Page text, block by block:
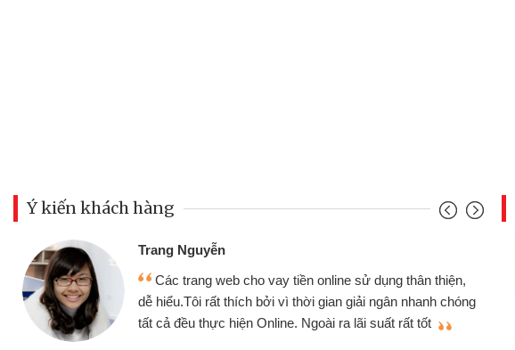
Ý kiến khách hàng
Đoàn Hữu Cảnh
Mình cần tiền gấp nên định cầm cố chiếc xe wave
nhưng thật may đã có gói vay tiền bằng CMND online
không cần gặp mặt nên rất tiện lợi, sẽ giới thiệu cho bạn